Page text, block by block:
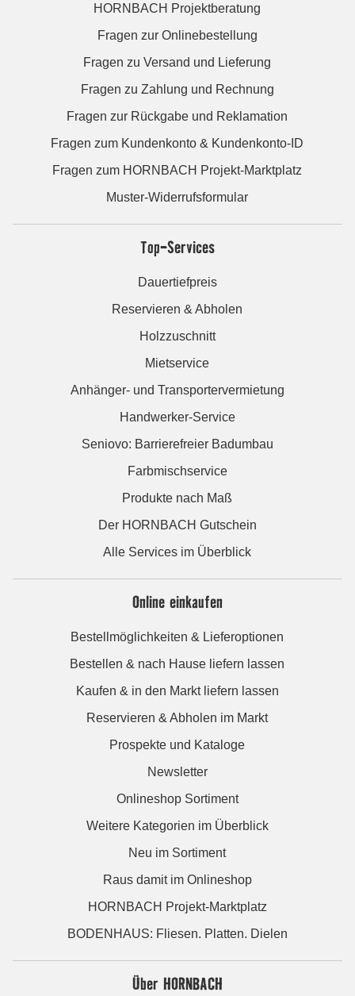
HORNBACH Projektberatung
Fragen zur Onlinebestellung
Fragen zu Versand und Lieferung
Fragen zu Zahlung und Rechnung
Fragen zur Rückgabe und Reklamation
Fragen zum Kundenkonto & Kundenkonto-ID
Fragen zum HORNBACH Projekt-Marktplatz
Muster-Widerrufsformular
Top-Services
Dauertiefpreis
Reservieren & Abholen
Holzzuschnitt
Mietservice
Anhänger- und Transportervermietung
Handwerker-Service
Seniovo: Barrierefreier Badumbau
Farbmischservice
Produkte nach Maß
Der HORNBACH Gutschein
Alle Services im Überblick
Online einkaufen
Bestellmöglichkeiten & Lieferoptionen
Bestellen & nach Hause liefern lassen
Kaufen & in den Markt liefern lassen
Reservieren & Abholen im Markt
Prospekte und Kataloge
Newsletter
Onlineshop Sortiment
Weitere Kategorien im Überblick
Neu im Sortiment
Raus damit im Onlineshop
HORNBACH Projekt-Marktplatz
BODENHAUS: Fliesen. Platten. Dielen
Über HORNBACH